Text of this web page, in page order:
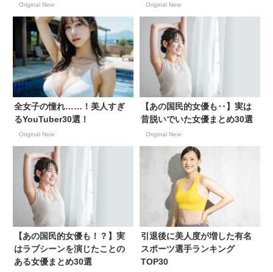
Original New Original New
全女子の憧れ……！美人すぎ
るYouTuber30選！
Original New
【あの国民的女優も‥】実は
昔脱いでいた女優まとめ30選
Original New
【あの国民的女優も！？】実
はラブシーンを演じたことの
ある女優まとめ30選
引退後に美人度が増した有名
スポーツ選手ランキング
TOP30